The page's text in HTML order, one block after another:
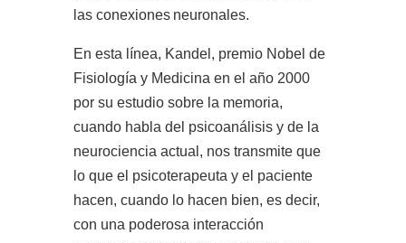
las conexiones neuronales.
En esta línea, Kandel, premio Nobel de
Fisiología y Medicina en el año 2000
por su estudio sobre la memoria,
cuando habla del psicoanálisis y de la
neurociencia actual, nos transmite que
lo que el psicoterapeuta y el paciente
hacen, cuando lo hacen bien, es decir,
con una poderosa interacción